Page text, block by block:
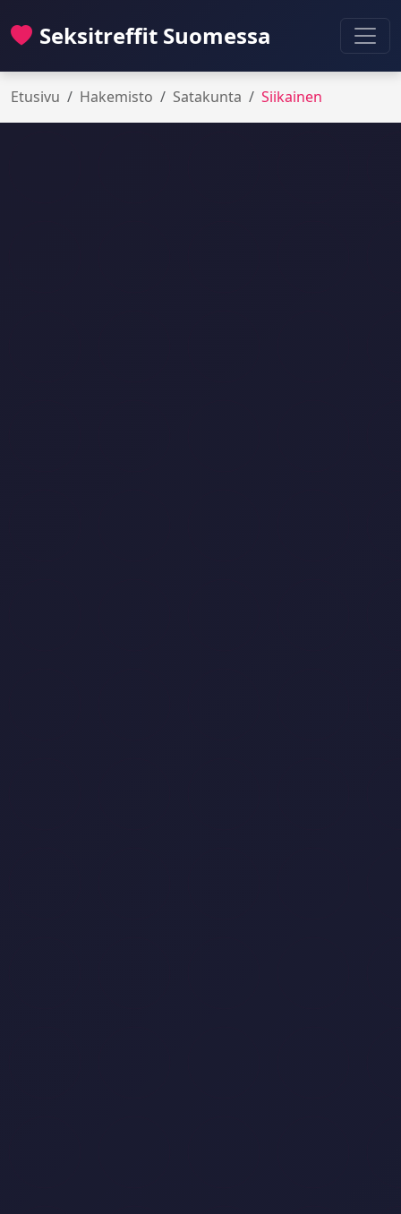
Seksitreffit Suomessa
Etusivu Hakemisto Satakunta Siikainen